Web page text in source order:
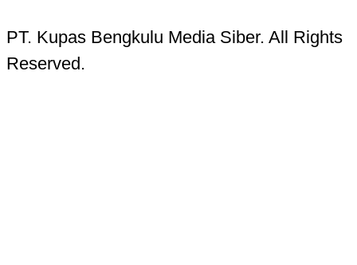
PT. Kupas Bengkulu Media Siber. All Rights
Reserved.